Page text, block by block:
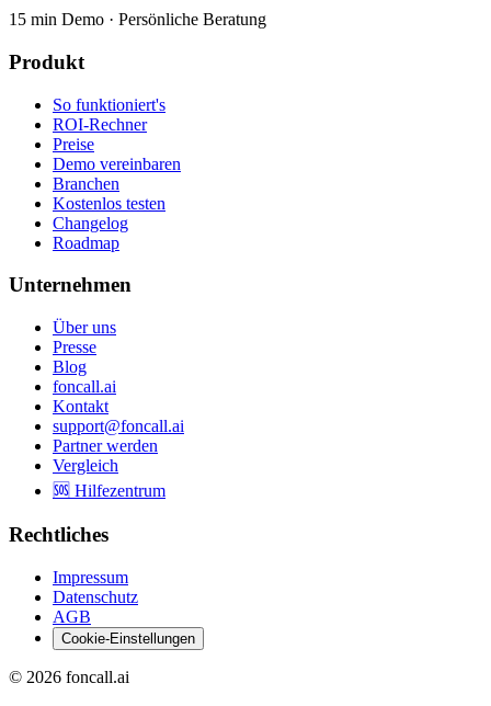
15 min Demo · Persönliche Beratung
Produkt
So funktioniert's
ROI-Rechner
Preise
Demo vereinbaren
Branchen
Kostenlos testen
Changelog
Roadmap
Unternehmen
Über uns
Presse
Blog
foncall.ai
Kontakt
support@foncall.ai
Partner werden
Vergleich
🆘 Hilfezentrum
Rechtliches
Impressum
Datenschutz
AGB
Cookie-Einstellungen
© 2026 foncall.ai